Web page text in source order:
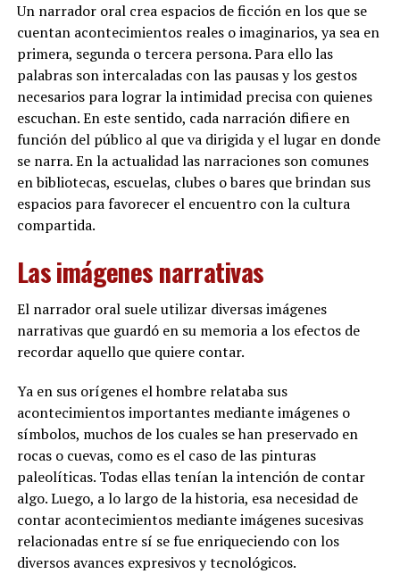
Un narrador oral crea espacios de ficción en los que se
cuentan acontecimientos reales o imaginarios, ya sea en
primera, segunda o tercera persona. Para ello las
palabras son intercaladas con las pausas y los gestos
necesarios para lograr la intimidad precisa con quienes
escuchan. En este sentido, cada narración difiere en
función del público al que va dirigida y el lugar en donde
se narra. En la actualidad las narraciones son comunes
en bibliotecas, escuelas, clubes o bares que brindan sus
espacios para favorecer el encuentro con la cultura
compartida.
Las imágenes narrativas
El narrador oral suele utilizar diversas imágenes
narrativas que guardó en su memoria a los efectos de
recordar aquello que quiere contar.
Ya en sus orígenes el hombre relataba sus
acontecimientos importantes mediante imágenes o
símbolos, muchos de los cuales se han preservado en
rocas o cuevas, como es el caso de las pinturas
paleolíticas. Todas ellas tenían la intención de contar
algo. Luego, a lo largo de la historia, esa necesidad de
contar acontecimientos mediante imágenes sucesivas
relacionadas entre sí se fue enriqueciendo con los
diversos avances expresivos y tecnológicos.